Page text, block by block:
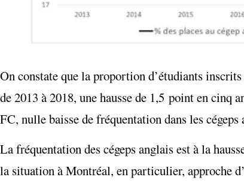
On constate que la proportion d’étudiants
de 2013 à 2018, une hausse de 1,5 point en cinq
FC, nulle baisse de fréquentation dans les
La fréquentation des cégeps anglais est à la
la situation à Montréal, en particulier, approche